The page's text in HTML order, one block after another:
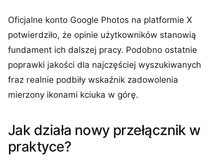
Oficjalne konto Google Photos na platformie X
potwierdziło, że opinie użytkowników stanowią
fundament ich dalszej pracy. Podobno ostatnie
poprawki jakości dla najczęściej wyszukiwanych
fraz realnie podbiły wskaźnik zadowolenia
mierzony ikonami kciuka w górę.
Jak działa nowy przełącznik w
praktyce?